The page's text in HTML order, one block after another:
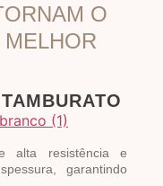
O
TAMBURATO
alta resistência e
garantindo